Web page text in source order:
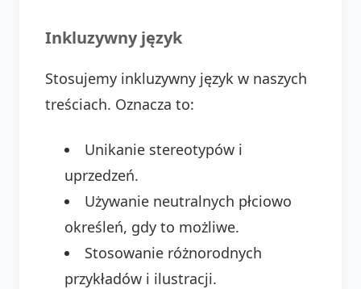
Inkluzywny język
Stosujemy inkluzywny język w naszych
treściach. Oznacza to:
Unikanie stereotypów i
uprzedzeń.
Używanie neutralnych płciowo
określeń, gdy to możliwe.
Stosowanie różnorodnych
przykładów i ilustracji.